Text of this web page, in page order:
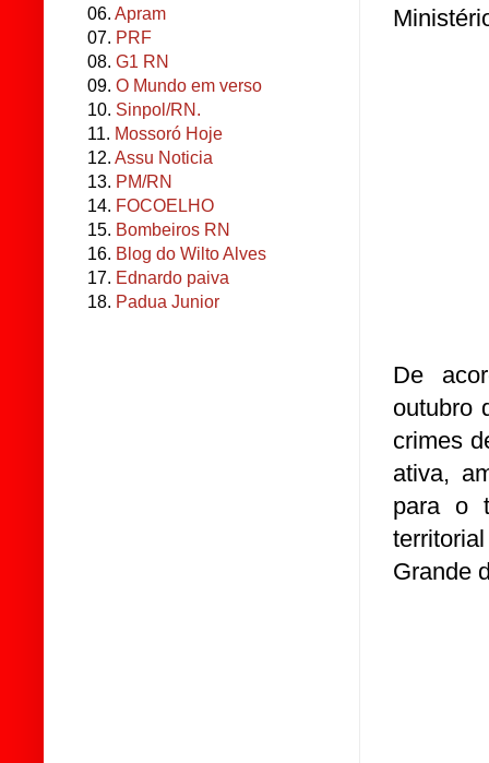
De
outubro
crimes
ativa,
para o
Grande
06. Apram
07. PRF
08. G1 RN
09. O Mundo em verso
10. Sinpol/RN.
11. Mossoró Hoje
12. Assu Noticia
13. PM/RN
14. FOCOELHO
15. Bombeiros RN
16. Blog do Wilto Alves
17. Ednardo paiva
18. Padua Junior